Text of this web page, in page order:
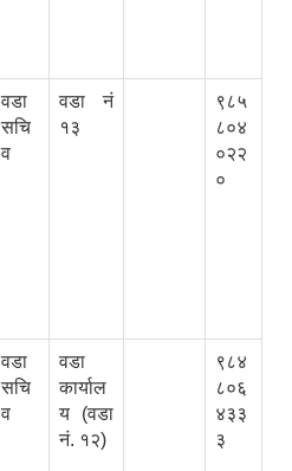
वडा
सचि
व
वडा नं
१३
९८५
८०४
०२२
०
वडा
सचि
व
वडा
कार्याल
य (वडा
नं. १२)
९८४
८०६
४३३
३